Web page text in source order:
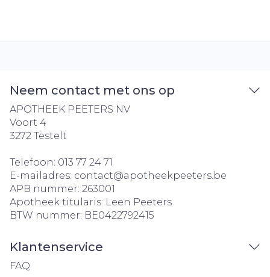
Neem contact met ons op
APOTHEEK PEETERS NV
Voort 4
3272 Testelt
Telefoon: 013 77 24 71
E-mailadres: contact@apotheekpeeters.be
APB nummer: 263001
Apotheek titularis: Leen Peeters
BTW nummer: BE0422792415
Klantenservice
FAQ